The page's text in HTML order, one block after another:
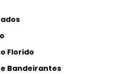
Florido
Bandeirantes